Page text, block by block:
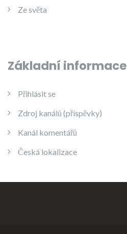
Ze světa
Základní informace
Přihlásit se
Zdroj kanálů (příspěvky)
Kanál komentářů
Česká lokalizace